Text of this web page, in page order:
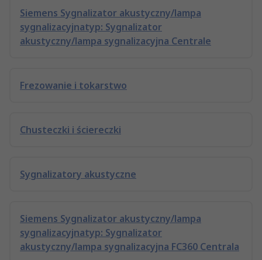
Siemens Sygnalizator akustyczny/lampa
sygnalizacyjnatyp: Sygnalizator
akustyczny/lampa sygnalizacyjna Centrale
Frezowanie i tokarstwo
Chusteczki i ściereczki
Sygnalizatory akustyczne
Siemens Sygnalizator akustyczny/lampa
sygnalizacyjnatyp: Sygnalizator
akustyczny/lampa sygnalizacyjna FC360 Centrala